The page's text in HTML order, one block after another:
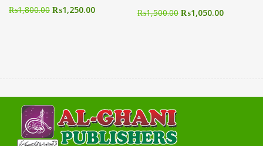
₨1,800.00 ₨1,250.00 ₨1,500.00 ₨1,050.00